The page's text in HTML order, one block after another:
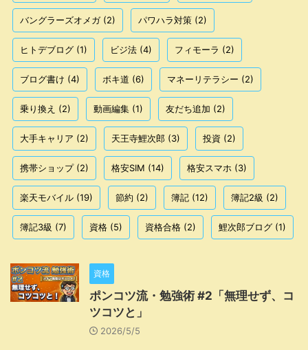
バングラーズオメガ(2) パワハラ対策 (2)
ヒトデブログ (1) ビジ法 (4) フィモーラ (2)
ブログ書け (4) ボキ道 (6) マネーリテラシー (2)
乗り換え (2) 動画編集 (1) 友だち追加 (2)
大手キャリア (2) 天王寺鯉次郎 (3) 投資 (2)
携帯ショップ(2) 格安SIM (14) 格安スマホ (3)
楽天モバイル (19) 節約 (2) 簿記 (12) 簿記2級 (2)
簿記3級 (7) 資格 (5) 資格合格 (2) 鯉次郎ブログ (1)
資格
ポンコツ流・勉強術 #2「無理せず、コ
ツコツと」
2026/5/5